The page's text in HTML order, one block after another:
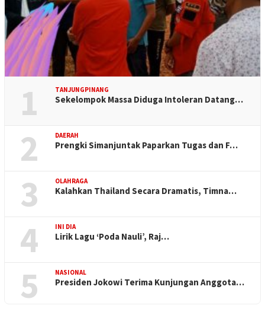
1 TANJUNGPINANG
Sekelompok Massa Diduga Intoleran Datang…
2 DAERAH
Prengki Simanjuntak Paparkan Tugas dan F…
3 OLAHRAGA
Kalahkan Thailand Secara Dramatis, Timna…
4 INI DIA
Lirik Lagu ‘Poda Nauli’, Raj…
5 NASIONAL
Presiden Jokowi Terima Kunjungan Anggota…